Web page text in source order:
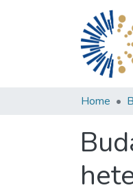
Home